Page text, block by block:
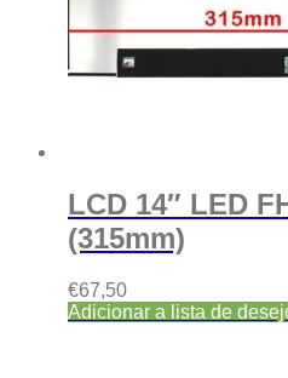
LCD 14″ LED
(315mm)
€67,50
Adicionar a lista de